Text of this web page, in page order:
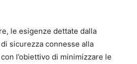
le esigenze dettate dalla
sicurezza connesse alla
l’obiettivo di minimizzare le